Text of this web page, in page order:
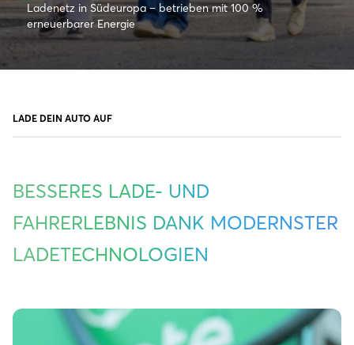
Ladenetz in Südeuropa – betrieben mit 100 %
erneuerbarer Energie
LADE DEIN AUTO AUF
BESSERES LADE- UND
FAHRERLEBNIS DANK MODERNSTER
LADETECHNOLOGIEN